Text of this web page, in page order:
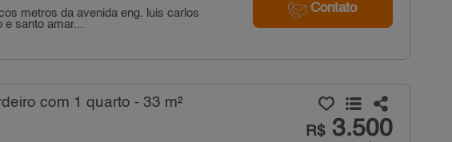
Contato
metros da avenida eng. luis carlos
santo amar...
com 1 quarto - 33 m²
R$3.500